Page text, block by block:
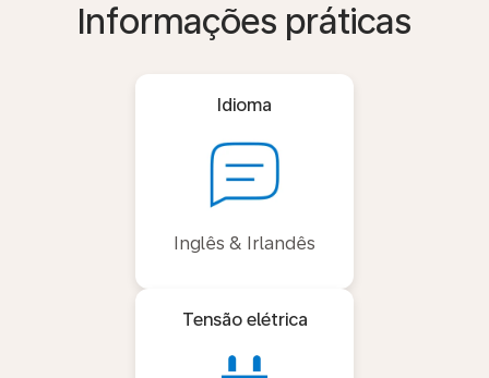
Informações práticas
Idioma
Inglês & Irlandês
Tensão elétrica